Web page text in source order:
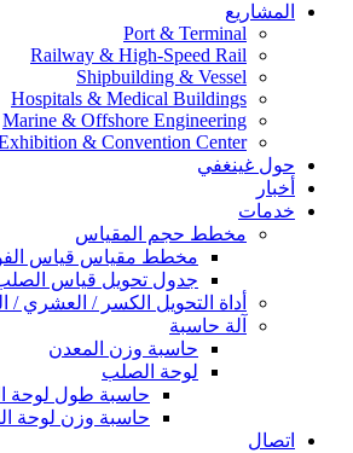
المشاريع
Port & Terminal
Railway & High-Speed Rail
Shipbuilding & Vessel
Hospitals & Medical Buildings
Marine & Offshore Engineering
& Convention Center
حول غينغفي
أخبار
خدمات
مخطط حجم المقياس
مخطط مقياس قياس
جدول تحويل قياس
أداة التحويل الكسر / العشري /
آلة حاسبة
حاسبة وزن المعدن
لوحة الصلب
حاسبة طول لوحة
حاسبة وزن لوحة
اتصال